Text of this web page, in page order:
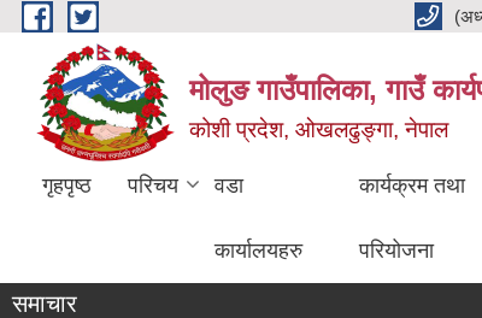
Skip to main content
मोलुङ गाउँपालिका, गाउँ
कोशी प्रदेश, ओखलढुङ्गा, नेपाल
गृहपृष्ठ परिचय वडा
कार्यालयहरु
कार्यक्रम तथा
परियोजना
समाचार